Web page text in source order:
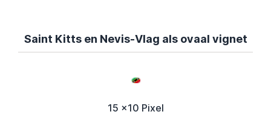
Saint Kitts en Nevis-Vlag als ovaal vignet
15 x10 Pixel